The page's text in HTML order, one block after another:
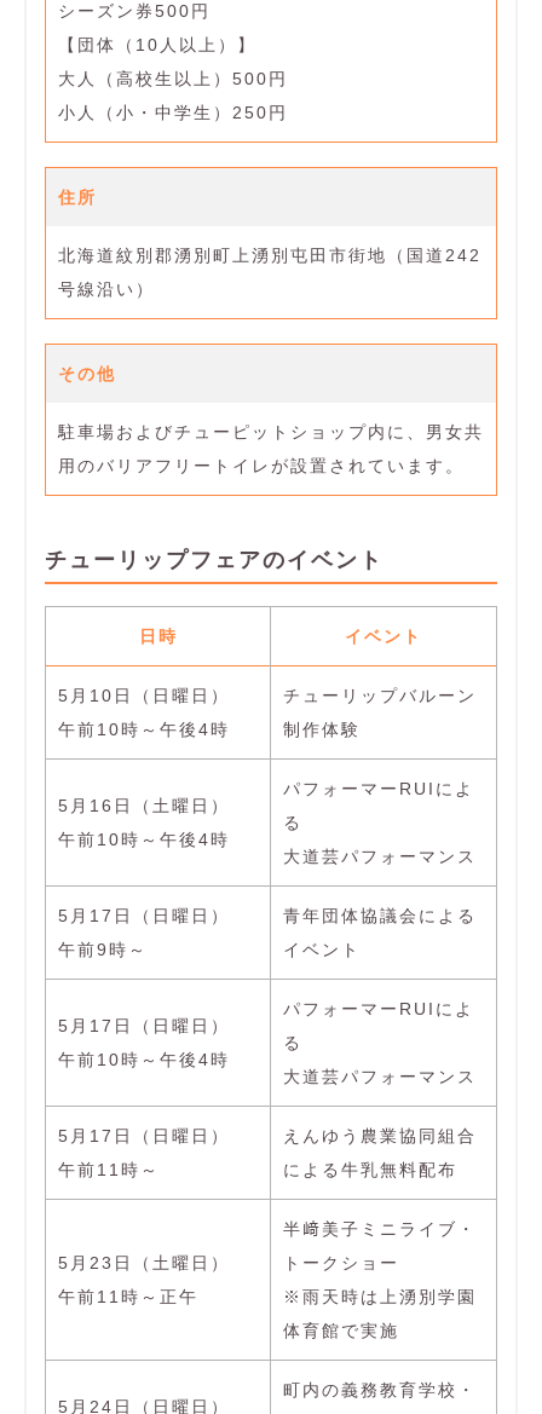
シーズン券500円
【団体（10人以上）】
大人（高校生以上）500円
小人（小・中学生）250円
住所
北海道紋別郡湧別町上湧別屯田市街地（国道242
号線沿い）
その他
駐車場およびチューピットショップ内に、男女共
用のバリアフリートイレが設置されています。
チューリップフェアのイベント
日時 イベント
5月10日（日曜日）
午前10時～午後4時
チューリップバルーン
制作体験
5月16日（土曜日）
午前10時～午後4時
パフォーマーRUIによ
る
大道芸パフォーマンス
5月17日（日曜日）
午前9時～
青年団体協議会による
イベント
5月17日（日曜日）
午前10時～午後4時
パフォーマーRUIによ
る
大道芸パフォーマンス
5月17日（日曜日）
午前11時～
えんゆう農業協同組合
による牛乳無料配布
5月23日（土曜日）
午前11時～正午
半﨑美子ミニライブ・
トークショー
※雨天時は上湧別学園
体育館で実施
5月24日（日曜日）
町内の義務教育学校・